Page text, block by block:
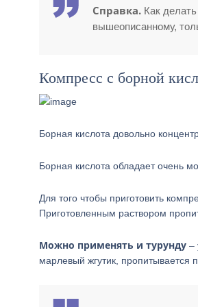
Справка. Как
вышеописанному,
Компресс с борной
Борная кислота довольно
Борная кислота обладает очень
Для того чтобы приготовить
Приготовленным раствором
Можно применять и турунду –
марлевый жгутик, пропитывается